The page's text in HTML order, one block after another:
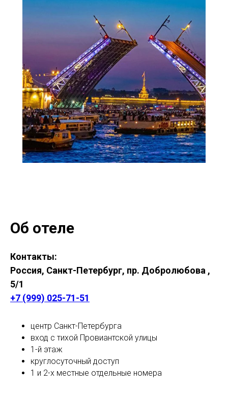
Об отеле
Контакты:
Россия, Санкт-Петербург, пр. Добролюбова ,
5/1
+7 (999) 025-71-51
центр Санкт-Петербурга
вход с тихой Провиантской улицы
1-й этаж
круглосуточный доступ
1 и 2-х местные отдельные номера